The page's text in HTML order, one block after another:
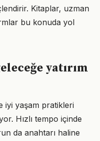
Kitaplar, uzman
bu konuda yol
yatırım
iyi yaşam pratikleri
Hızlı tempo içinde
da anahtarı haline